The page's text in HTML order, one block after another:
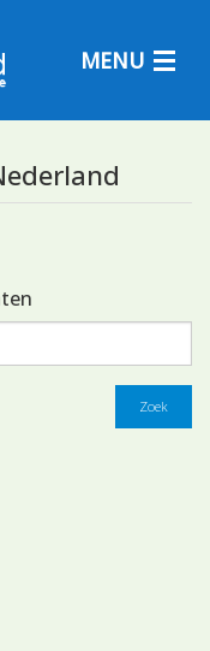
MENU
Zoek